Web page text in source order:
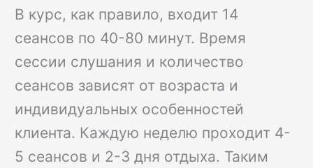
В курс, как правило, входит 14
сеансов по 40-80 минут. Время
сессии слушания и количество
сеансов зависят от возраста и
индивидуальных особенностей
клиента. Каждую неделю проходит 4-
5 сеансов и 2-3 дня отдыха. Таким